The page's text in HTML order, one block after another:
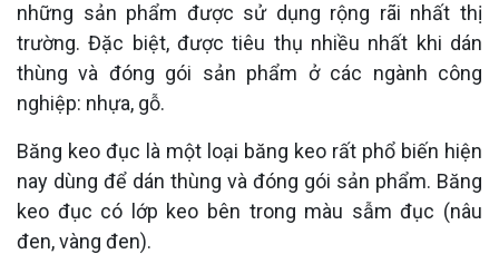
những sản phẩm được sử dụng rộng rãi nhất thị
trường. Đặc biệt, được tiêu thụ nhiều nhất khi dán
thùng và đóng gói sản phẩm ở các ngành công
nghiệp: nhựa, gỗ.
Băng keo đục là một loại băng keo rất phổ biến hiện
nay dùng để dán thùng và đóng gói sản phẩm. Băng
keo đục có lớp keo bên trong màu sẫm đục (nâu
đen, vàng đen).